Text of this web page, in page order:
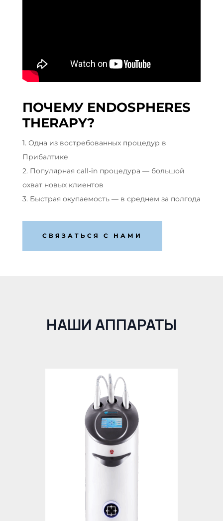
ПОЧЕМУ ENDOSPHERES
THERAPY?
1. Одна из востребованных процедур в
Прибалтике
2. Популярная call-in процедура — большой
охват новых клиентов
3. Быстрая окупаемость — в среднем за полгода
СВЯЗАТЬСЯ С НАМИ
НАШИ АППАРАТЫ